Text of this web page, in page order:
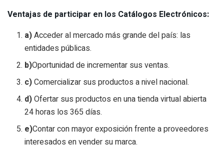
Ventajas de participar en los Catálogos Electrónicos:
a)Acceder al mercado más grande del país: las
entidades públicas.
b)Oportunidad de incrementar sus ventas.
c)Comercializar sus productos a nivel nacional.
d)Ofertar sus productos en una tienda virtual abierta
24 horas los 365 días.
e)Contar con mayor exposición frente a proveedores
interesados en vender su marca.